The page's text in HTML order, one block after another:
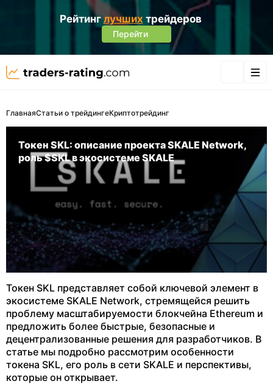
Рейтинглучших трейдеров
Перейти
ГлавнаяСтатьи о трейдингеКриптотрейдинг
Токен SKL: описание проекта SKALE Network,
роль $SKL в экосистеме SKALE
Токен SKL представляет собой ключевой элемент в
экосистеме SKALE Network, стремящейся решить
проблему масштабируемости блокчейна Ethereum и
предложить более быстрые, безопасные и
децентрализованные решения для разработчиков. В
статье мы подробно рассмотрим особенности
токена SKL, его роль в сети SKALE и перспективы,
которые он открывает.